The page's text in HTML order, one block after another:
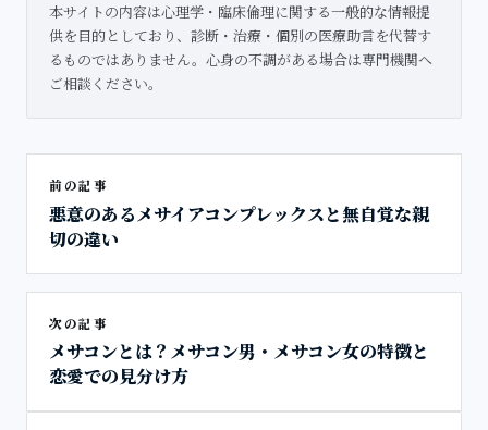
本サイトの内容は心理学・臨床倫理に関する一般的な情報提
供を目的としており、診断・治療・個別の医療助言を代替す
るものではありません。心身の不調がある場合は専門機関へ
ご相談ください。
前の記事
悪意のあるメサイアコンプレックスと無自覚な親
切の違い
次の記事
メサコンとは？メサコン男・メサコン女の特徴と
恋愛での見分け方